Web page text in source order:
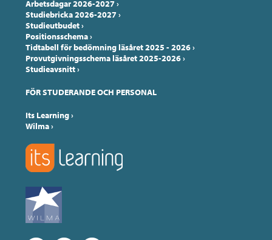
Arbetsdagar 2026-2027›
Studiebricka 2026-2027›
Studieutbudet›
Positionsschema›
Tidtabell för bedömning läsåret 2025 - 2026›
Provutgivningsschema läsåret 2025-2026›
Studieavsnitt›
FÖR STUDERANDE OCH PERSONAL
Its Learning›
Wilma›